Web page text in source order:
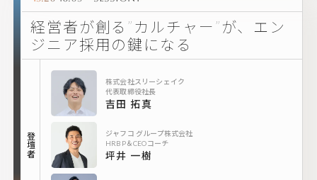
経営者が創る”カルチャー”が、エン
ジニア採用の鍵になる
登壇者
株式会社スリーシェイク
代表取締役社長
吉田 拓真
ジャフコ グループ株式会社
HRBP＆CEOコーチ
坪井 一樹